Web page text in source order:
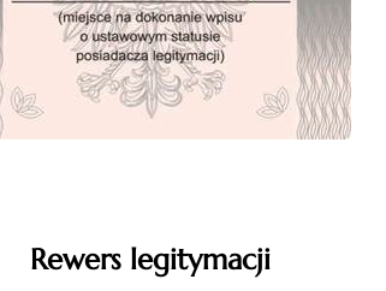
Rewers legitymacji